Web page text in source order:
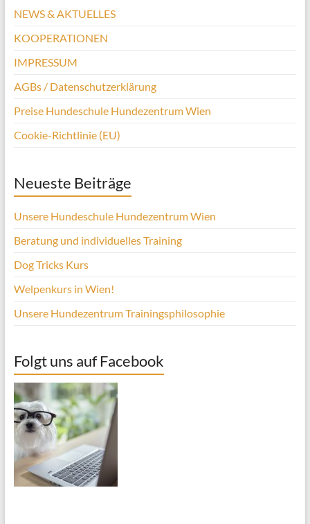
NEWS & AKTUELLES
KOOPERATIONEN
IMPRESSUM
AGBs / Datenschutzerklärung
Preise Hundeschule Hundezentrum Wien
Cookie-Richtlinie (EU)
Neueste Beiträge
Unsere Hundeschule Hundezentrum Wien
Beratung und individuelles Training
Dog Tricks Kurs
Welpenkurs in Wien!
Unsere Hundezentrum Trainingsphilosophie
Folgt uns auf Facebook